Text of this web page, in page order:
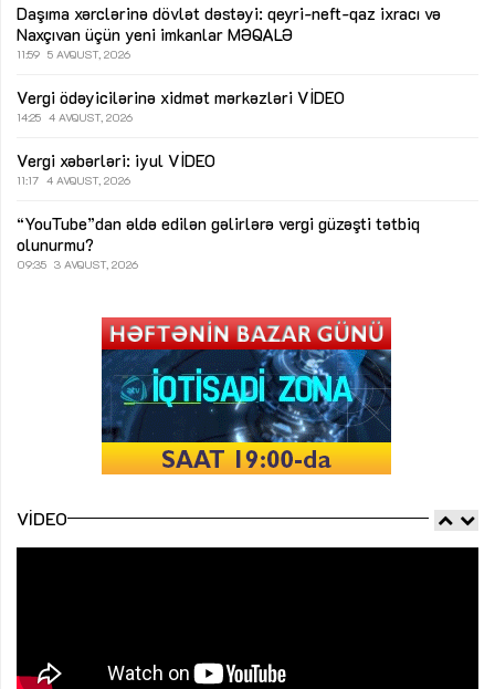
Daşıma xərclərinə dövlət dəstəyi: qeyri-neft-qaz ixracı və
Naxçıvan üçün yeni imkanlar MƏQALƏ
11:59 5 AVQUST, 2026
Vergi ödəyicilərinə xidmət mərkəzləri VİDEO
14:25 4 AVQUST, 2026
Vergi xəbərləri: iyul VİDEO
11:17 4 AVQUST, 2026
“YouTube”dan əldə edilən gəlirlərə vergi güzəşti tətbiq
olunurmu?
09:35 3 AVQUST, 2026
VIDEO